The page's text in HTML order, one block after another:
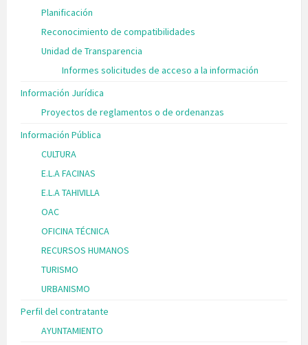
Planificación
Reconocimiento de compatibilidades
Unidad de Transparencia
Informes solicitudes de acceso a la información
Información Jurídica
Proyectos de reglamentos o de ordenanzas
Información Pública
CULTURA
E.L.A FACINAS
E.L.A TAHIVILLA
OAC
OFICINA TÉCNICA
RECURSOS HUMANOS
TURISMO
URBANISMO
Perfil del contratante
AYUNTAMIENTO